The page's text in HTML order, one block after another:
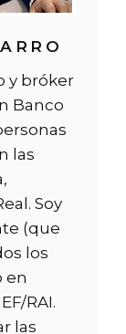
y bróker
Banco
las
Soy
(que
los
en
RAI.
las